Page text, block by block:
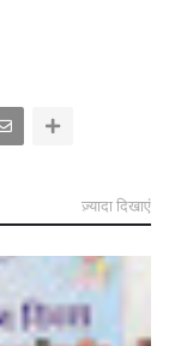
ज़्यादा दिखाएं